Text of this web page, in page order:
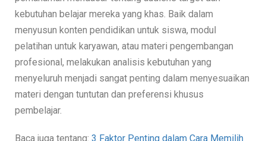
kebutuhan belajar mereka yang khas. Baik dalam
menyusun konten pendidikan untuk siswa, modul
pelatihan untuk karyawan, atau materi pengembangan
profesional, melakukan analisis kebutuhan yang
menyeluruh menjadi sangat penting dalam menyesuaikan
materi dengan tuntutan dan preferensi khusus
pembelajar.
Baca juga tentang: 3 Faktor Penting dalam Cara Memilih